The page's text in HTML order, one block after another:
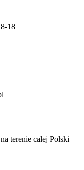
8-18
terenie całej Polski